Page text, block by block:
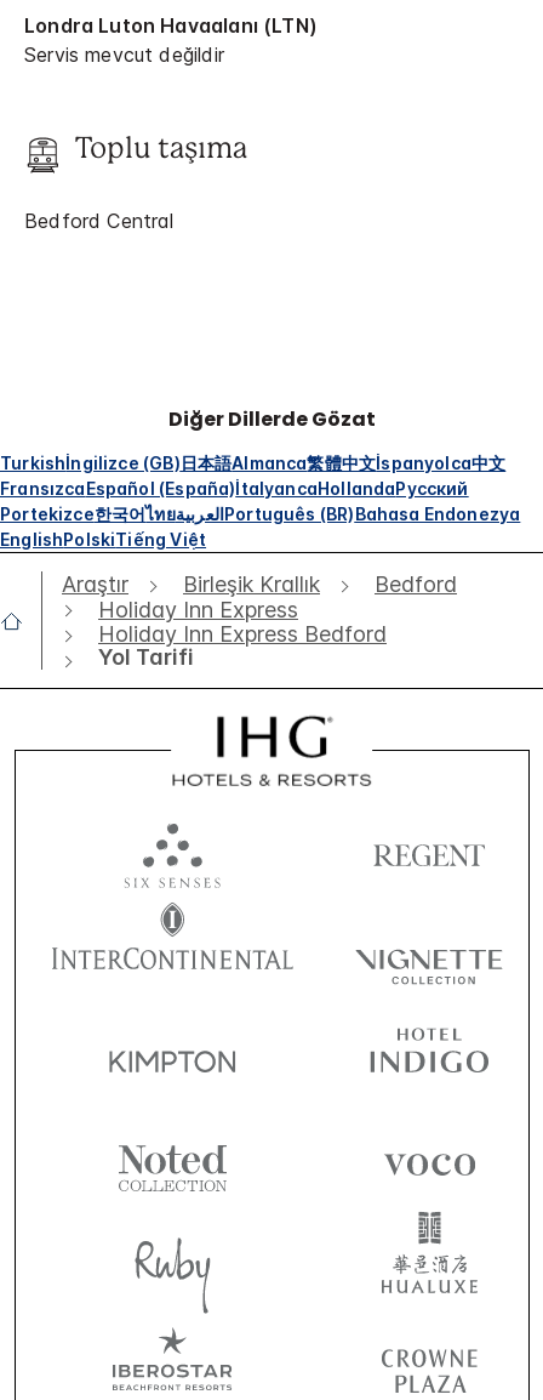
Londra Luton Havaalanı (LTN)
Servis mevcut değildir
Toplu taşıma
Bedford Central
Diğer Dillerde Gözat
Turkishİngilizce (GB)日本語Almanca繁體中文İspanyolca中文
FransızcaEspañol (España)İtalyancaHollandaРусский
Portekizce한국어ไทยالعربيةPortuguês (BR)Bahasa Endonezya
EnglishPolskiTiếng Việt
Araştır Birleşik Krallık
Bedford
Holiday Inn Express
Holiday Inn Express Bedford
Yol Tarifi